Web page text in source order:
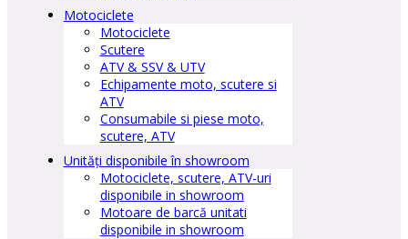
Motociclete
Motociclete
Scutere
ATV & SSV & UTV
Echipamente moto, scutere si
ATV
Consumabile si piese moto,
scutere, ATV
Unități disponibile în showroom
Motociclete, scutere, ATV-uri
disponibile in showroom
Motoare de barcă unitati
disponibile in showroom